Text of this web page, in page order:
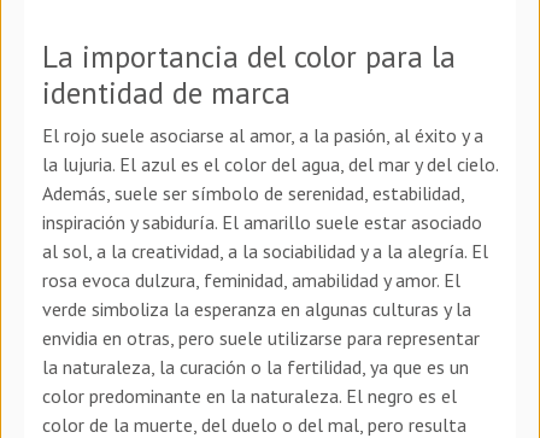
La importancia del color para la
identidad de marca
El rojo suele asociarse al amor, a la pasión, al éxito y a
la lujuria. El azul es el color del agua, del mar y del cielo.
Además, suele ser símbolo de serenidad, estabilidad,
inspiración y sabiduría. El amarillo suele estar asociado
al sol, a la creatividad, a la sociabilidad y a la alegría. El
rosa evoca dulzura, feminidad, amabilidad y amor. El
verde simboliza la esperanza en algunas culturas y la
envidia en otras, pero suele utilizarse para representar
la naturaleza, la curación o la fertilidad, ya que es un
color predominante en la naturaleza. El negro es el
color de la muerte, del duelo o del mal, pero resulta